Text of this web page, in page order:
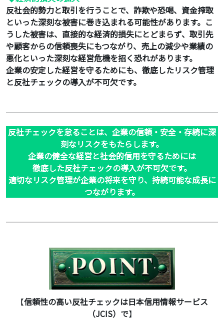
反社会的勢力と取引を行うことで、詐欺や恐喝、資金搾取
といった深刻な被害に巻き込まれる可能性があります。こ
うした被害は、直接的な経済的損失にとどまらず、取引先
や顧客からの信頼喪失にもつながり、売上の減少や業績の
悪化といった深刻な経営危機を招く恐れがあります。
企業の安定した経営を守るためにも、徹底したリスク管理
と反社チェックの導入が不可欠です。
反社チェックを怠ることは、企業の信頼・安全・存続に深
刻なリスクをもたらします。
企業の健全な経営と社会的信用を守るためには
徹底した反社チェックの導入が不可欠です。
適切なリスク管理が企業の将来を守り、持続可能な成長に
つながります。
【信頼性の高い反社チェックは日本信用情報サービス
（JCIS）で】